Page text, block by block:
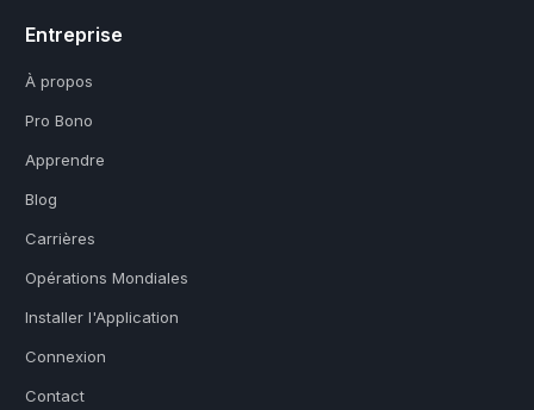
Entreprise
À propos
Pro Bono
Apprendre
Blog
Carrières
Opérations Mondiales
Installer l'Application
Connexion
Contact